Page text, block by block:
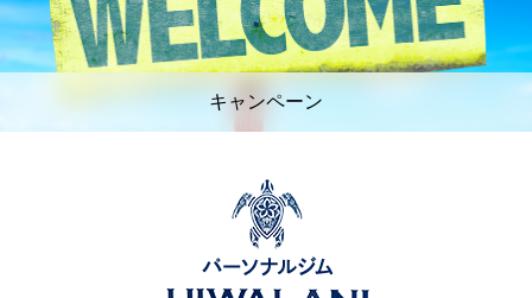
キャンペーン